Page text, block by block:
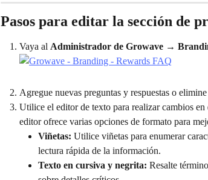
Pasos para editar la sección de
Vaya al Administrador de Growave →
Agregue nuevas preguntas y respuestas o
Utilice el editor de texto para realizar cambios
editor ofrece varias opciones de formato para
Viñetas: Utilice viñetas para enumerar
lectura rápida de la información.
Texto en cursiva y negrita: Resalte